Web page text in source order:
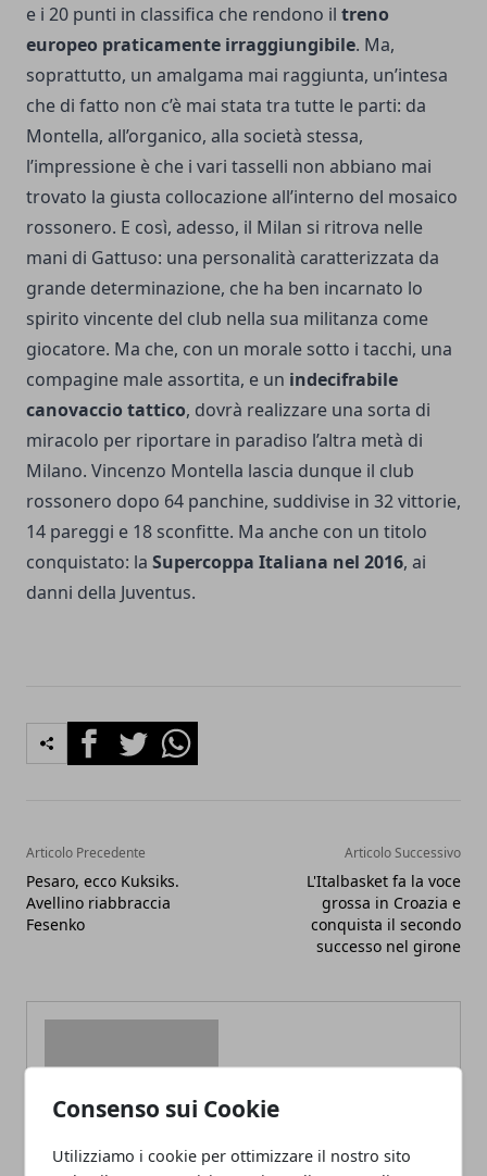
Consenso sui Cookie
Utilizziamo i cookie per ottimizzare il nostro sito
e i 20 punti in classifica che rendono il treno
europeo praticamente irraggiungibile. Ma,
soprattutto, un amalgama mai raggiunta, un’intesa
che di fatto non c’è mai stata tra tutte le parti: da
Montella, all’organico, alla società stessa,
l’impressione è che i vari tasselli non abbiano mai
trovato la giusta collocazione all’interno del mosaico
rossonero. E così, adesso, il Milan si ritrova nelle
mani di Gattuso: una personalità caratterizzata da
grande determinazione, che ha ben incarnato lo
spirito vincente del club nella sua militanza come
giocatore. Ma che, con un morale sotto i tacchi, una
compagine male assortita, e un indecifrabile
canovaccio tattico, dovrà realizzare una sorta di
miracolo per riportare in paradiso l’altra metà di
Milano. Vincenzo Montella lascia dunque il club
rossonero dopo 64 panchine, suddivise in 32 vittorie,
14 pareggi e 18 sconfitte. Ma anche con un titolo
conquistato: la Supercoppa Italiana nel 2016, ai
danni della Juventus.
FacebookTwitterWhatsapp
Articolo Precedente
Pesaro, ecco Kuksiks.
Avellino riabbraccia
Fesenko
Articolo Successivo
L'Italbasket fa la voce
grossa in Croazia e
conquista il secondo
successo nel girone
Redazione